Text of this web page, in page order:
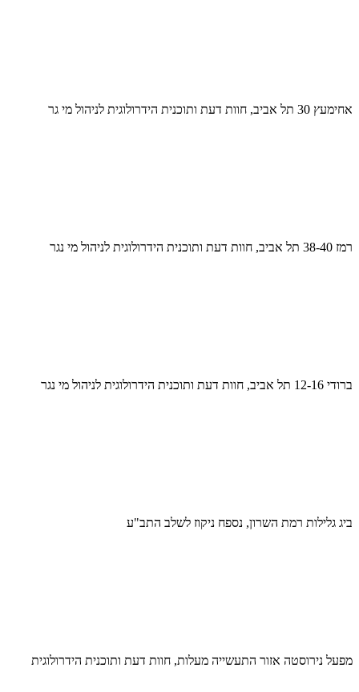
אחימעץ 30 תל אביב, חוות דעת ותוכנית הידרולוגית לניהול מי גר
רמז 38-40 תל אביב, חוות דעת ותוכנית הידרולוגית לניהול מי נגר
ברודי 12-16 תל אביב, חוות דעת ותוכנית הידרולוגית לניהול מי נגר
ביג גלילות רמת השרון, נספח ניקוז לשלב התב"ע
מפעל נירוסטה אזור התעשייה מעלות, חוות דעת ותוכנית הידרולוגית